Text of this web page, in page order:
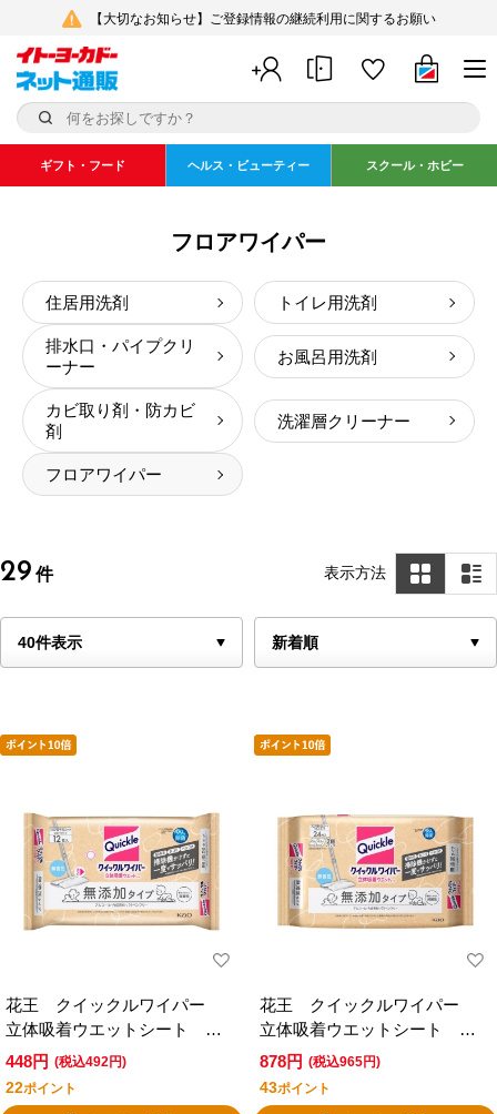
【大切なお知らせ】ご登録情報の継続利用に関するお願い
ギフト・フード ヘルス・ビューティー スクール・ホビー
フロアワイパー
住居用洗剤 トイレ用洗剤
排水口・パイプクリ
ーナー
お風呂用洗剤
カビ取り剤・防カビ
剤
洗濯層クリーナー
フロアワイパー
29 件 表示方法
花王 クイックルワイパー
立体吸着ウエットシート 無
添加タイプ 無香性 １２枚
入
448円 (税込492円)
22ポイント
花王 クイックルワイパー
立体吸着ウエットシート 無
添加タイプ 無香性 ２４枚
入
878円 (税込965円)
43ポイント